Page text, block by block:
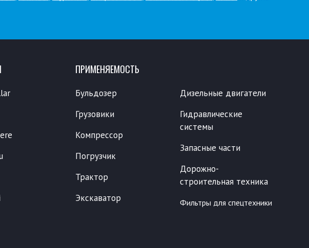
ПРИМЕНЯЕМОСТЬ
Бульдозер
Грузовики
Компрессор
Погрузчик
Трактор
Экскаватор
Дизельные двигатели
Гидравлические
системы
Запасные части
Дорожно-
строительная техника
Фильтры для спецтехники